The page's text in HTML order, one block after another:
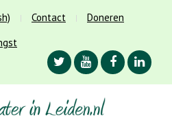
Contact
Doneren